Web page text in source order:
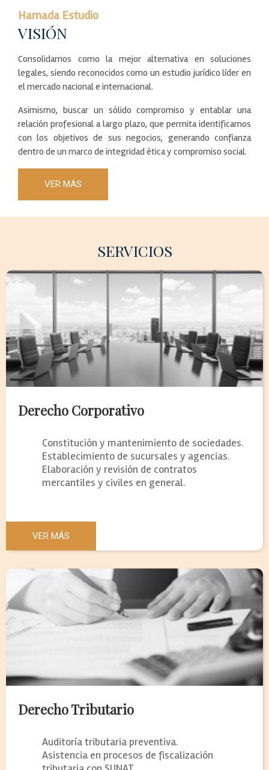
Hamada Estudio
VISIÓN
Consolidarnos como la mejor alternativa en soluciones
legales, siendo reconocidos como un estudio jurídico líder en
el mercado nacional e internacional.
Asimismo, buscar un sólido compromiso y entablar una
relación profesional a largo plazo, que permita identificarnos
con los objetivos de sus negocios, generando confianza
dentro de un marco de integridad ética y compromiso social.
VER MÁS
SERVICIOS
Derecho Corporativo
Constitución y mantenimiento de sociedades.
Establecimiento de sucursales y agencias.
Elaboración y revisión de contratos
mercantiles y civiles en general.
VER MÁS
Derecho Tributario
Auditoría tributaria preventiva.
Asistencia en procesos de fiscalización